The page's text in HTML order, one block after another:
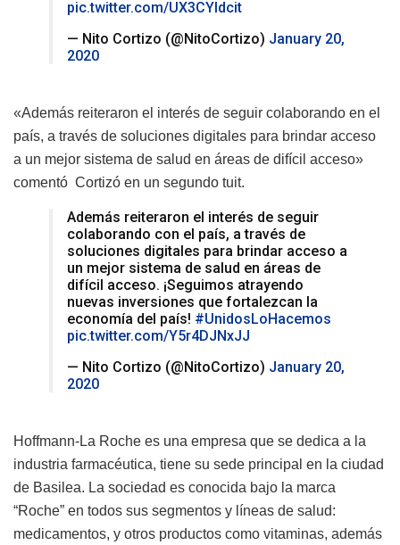
pic.twitter.com/UX3CYldcit
— Nito Cortizo (@NitoCortizo) January 20,
2020
«Además reiteraron el interés de seguir colaborando en el
país, a través de soluciones digitales para brindar acceso
a un mejor sistema de salud en áreas de difícil acceso»
comentó Cortizó en un segundo tuit.
Además reiteraron el interés de seguir
colaborando con el país, a través de
soluciones digitales para brindar acceso a
un mejor sistema de salud en áreas de
difícil acceso. ¡Seguimos atrayendo
nuevas inversiones que fortalezcan la
economía del país! #UnidosLoHacemos
pic.twitter.com/Y5r4DJNxJJ
— Nito Cortizo (@NitoCortizo) January 20,
2020
Hoffmann-La Roche es una empresa que se dedica a la
industria farmacéutica, tiene su sede principal en la ciudad
de Basilea. La sociedad es conocida bajo la marca
“Roche” en todos sus segmentos y líneas de salud:
medicamentos, y otros productos como vitaminas, además